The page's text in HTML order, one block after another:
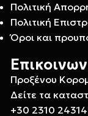
Πολιτική
Πολιτική
Όροι και
Προξένου
Δείτε τα
+30 2310